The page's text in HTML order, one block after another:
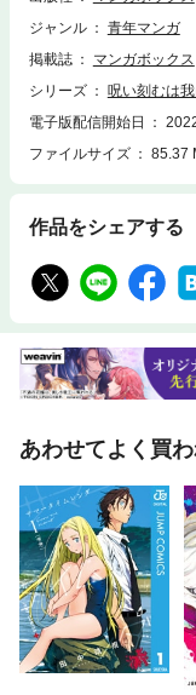
ジャンル
青年マンガ
掲載誌
マンガボックス
シリーズ
呪い刻むは我
電子版配信開始日
ファイルサイズ
85.37
作品をシェアする
あわせてよく買